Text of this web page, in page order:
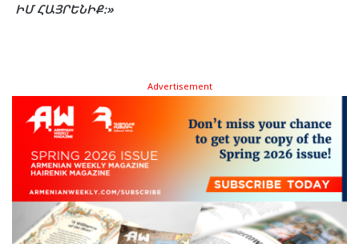
ԻՄ ՀԱՅՐԵՆԻՔ։»
Advertisement